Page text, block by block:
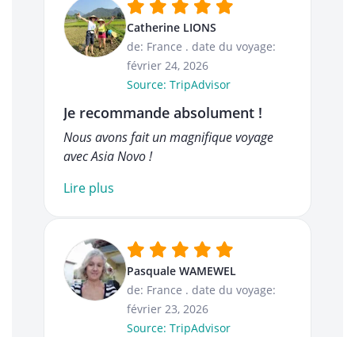
Catherine LIONS
de: France . date du voyage:
février 24, 2026
Source: TripAdvisor
Je recommande absolument !
Nous avons fait un magnifique voyage
avec Asia Novo !
Lire plus
Pasquale WAMEWEL
de: France . date du voyage:
février 23, 2026
Source: TripAdvisor